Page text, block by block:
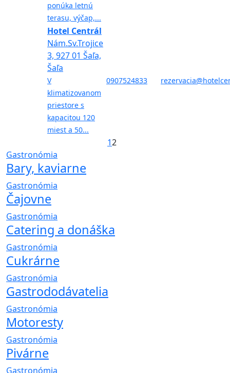
Gastronómia
Bary, kaviarne
Gastronómia
Čajovne
Gastronómia
Catering a donáška
Gastronómia
Cukrárne
Gastronómia
Gastrododávatelia
Gastronómia
Motoresty
Gastronómia
Pivárne
Gastronómia
ponúka letnú
terasu, výčap,...
Hotel Centrál
Nám.Sv.Trojice
3, 927 01 Šaľa,
Šaľa
V
klimatizovanom
priestore s
kapacitou 120
miest a 50...
0907524833
12